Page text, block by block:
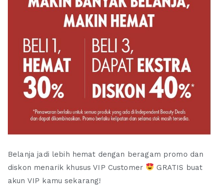
Belanja jadi lebih hemat dengan beragam promo dan
diskon menarik khusus VIP Customer
GRATIS buat
akun VIP kamu sekarang!